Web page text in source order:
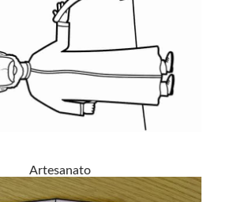
Artesanato